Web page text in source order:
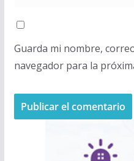
Guarda mi nombre,
navegador para la